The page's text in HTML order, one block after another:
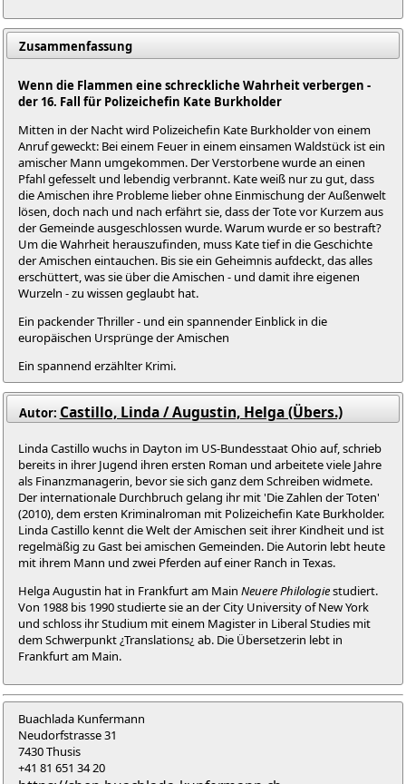
Zusammenfassung
Wenn die Flammen eine schreckliche Wahrheit verbergen -
der 16. Fall für Polizeichefin Kate Burkholder
Mitten in der Nacht wird Polizeichefin Kate Burkholder von einem
Anruf geweckt: Bei einem Feuer in einem einsamen Waldstück ist ein
amischer Mann umgekommen. Der Verstorbene wurde an einen
Pfahl gefesselt und lebendig verbrannt. Kate weiß nur zu gut, dass
die Amischen ihre Probleme lieber ohne Einmischung der Außenwelt
lösen, doch nach und nach erfährt sie, dass der Tote vor Kurzem aus
der Gemeinde ausgeschlossen wurde. Warum wurde er so bestraft?
Um die Wahrheit herauszufinden, muss Kate tief in die Geschichte
der Amischen eintauchen. Bis sie ein Geheimnis aufdeckt, das alles
erschüttert, was sie über die Amischen - und damit ihre eigenen
Wurzeln - zu wissen geglaubt hat.
Ein packender Thriller - und ein spannender Einblick in die
europäischen Ursprünge der Amischen
Ein spannend erzählter Krimi.
Autor: Castillo, Linda / Augustin, Helga (Übers.)
Linda Castillo wuchs in Dayton im US-Bundesstaat Ohio auf, schrieb
bereits in ihrer Jugend ihren ersten Roman und arbeitete viele Jahre
als Finanzmanagerin, bevor sie sich ganz dem Schreiben widmete.
Der internationale Durchbruch gelang ihr mit 'Die Zahlen der Toten'
(2010), dem ersten Kriminalroman mit Polizeichefin Kate Burkholder.
Linda Castillo kennt die Welt der Amischen seit ihrer Kindheit und ist
regelmäßig zu Gast bei amischen Gemeinden. Die Autorin lebt heute
mit ihrem Mann und zwei Pferden auf einer Ranch in Texas.
Helga Augustin hat in Frankfurt am Main Neuere Philologiestudiert.
Von 1988 bis 1990 studierte sie an der City University of New York
und schloss ihr Studium mit einem Magister in Liberal Studies mit
dem Schwerpunkt ¿Translations¿ ab. Die Übersetzerin lebt in
Frankfurt am Main.
Buachlada Kunfermann
Neudorfstrasse 31
7430 Thusis
+41 81 651 34 20